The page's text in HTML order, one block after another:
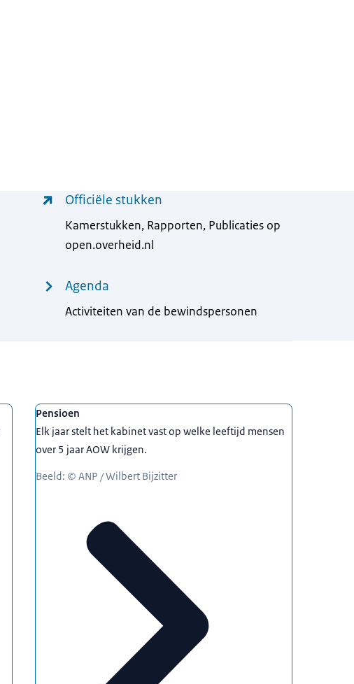
Officiële stukken
Kamerstukken, Rapporten, Publicaties op
open.overheid.nl
Agenda
Activiteiten van de bewindspersonen
Pensioen
Elk jaar stelt het kabinet vast op welke leeftijd mensen
over 5 jaar AOW krijgen.
Beeld: © ANP / Wilbert Bijzitter